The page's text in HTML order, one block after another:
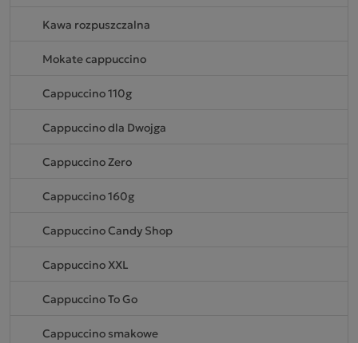
Kawa rozpuszczalna
Mokate cappuccino
Cappuccino 110g
Cappuccino dla Dwojga
Cappuccino Zero
Cappuccino 160g
Cappuccino Candy Shop
Cappuccino XXL
Cappuccino To Go
Cappuccino smakowe